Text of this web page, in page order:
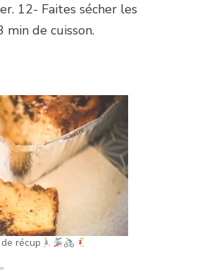
12- Faites sécher les
de cuisson.
récup